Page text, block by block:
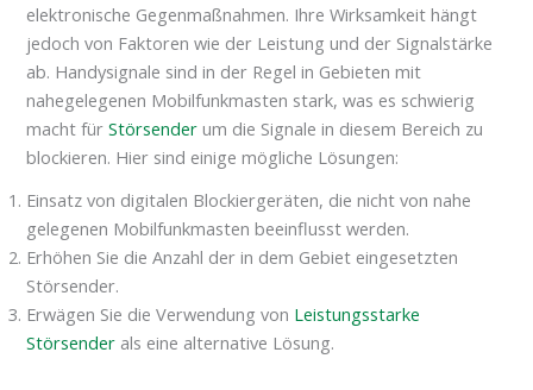
elektronische Gegenmaßnahmen. Ihre Wirksamkeit hängt
jedoch von Faktoren wie der Leistung und der Signalstärke
ab. Handysignale sind in der Regel in Gebieten mit
nahegelegenen Mobilfunkmasten stark, was es schwierig
macht fürStörsender um die Signale in diesem Bereich zu
blockieren. Hier sind einige mögliche Lösungen:
Einsatz von digitalen Blockiergeräten, die nicht von nahe
gelegenen Mobilfunkmasten beeinflusst werden.
Erhöhen Sie die Anzahl der in dem Gebiet eingesetzten
Störsender.
Erwägen Sie die Verwendung von Leistungsstarke
Störsender als eine alternative Lösung.